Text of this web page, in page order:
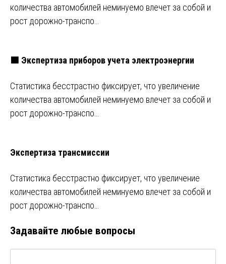
количества автомобилей неминуемо влечет за собой и
рост дорожно-транспо…
🟩 Экспертиза приборов учета электроэнергии
Статистика бесстрастно фиксирует, что увеличение
количества автомобилей неминуемо влечет за собой и
рост дорожно-транспо…
Экспертиза трансмиссии
Статистика бесстрастно фиксирует, что увеличение
количества автомобилей неминуемо влечет за собой и
рост дорожно-транспо…
Задавайте любые вопросы